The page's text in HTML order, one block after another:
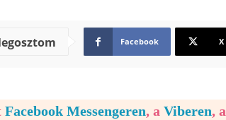
Facebook X
Facebook Messengeren, a Viberen, a